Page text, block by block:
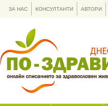
ЗА НАС КОНСУЛТАНТИ АВТОРИ